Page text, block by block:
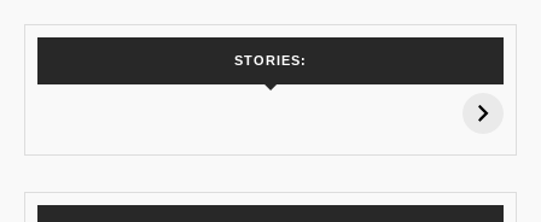
STORIES:
15% de
Pessoal: Os